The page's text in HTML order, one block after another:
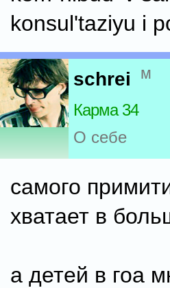
konsul'taziyu i
schrei м
Карма 34
О себе
самого
хватает в
а детей в гоа